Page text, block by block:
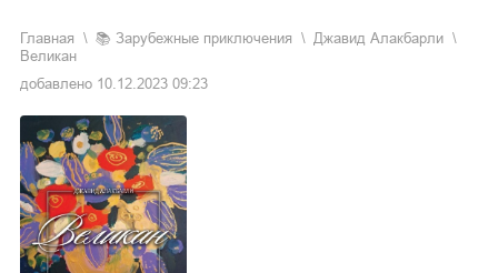
Главная 📚 зарубежные приключения
Джавид Алакбарли
Великан
добавлено 10.12.2023 09:23